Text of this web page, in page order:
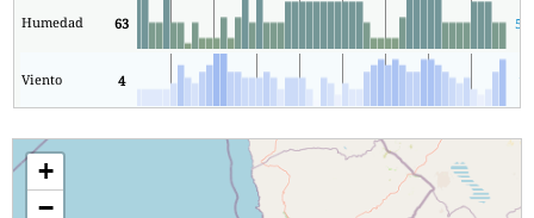
Humedad 63 59
Viento 4 1
+
−